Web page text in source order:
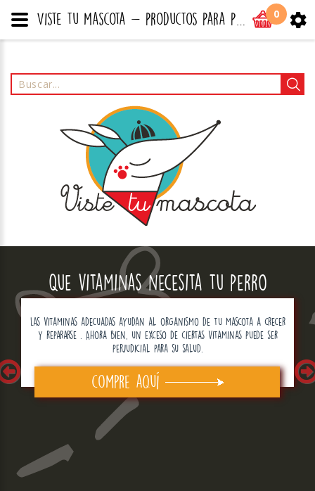
0
Que vitaminas necesita tu perro
Las vitaminas adecuadas ayudan al organismo de tu mascota a crecer
y repararse . Ahora bien, un exceso de ciertas vitaminas puede ser
perjudicial para su salud.
compre aquí
Viste tu mascota - productos para perros, gatos y todo tipo de mascotas